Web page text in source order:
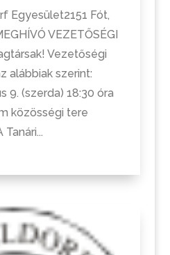
Egyesület2151 Fót,
VEZETŐSÉGI
Vezetőségi
alábbiak szerint:
9. (szerda) 18:30 óra
közösségi tere
Tanári...